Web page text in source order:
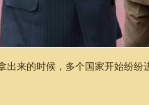
出来的时候，多个国家开始纷